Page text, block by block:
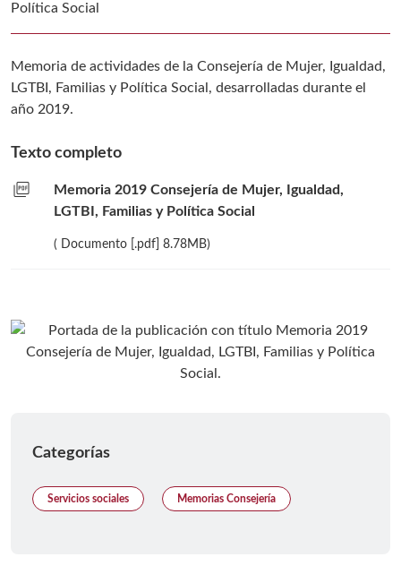
Política Social
Memoria de actividades de la Consejería de Mujer, Igualdad,
LGTBI, Familias y Política Social, desarrolladas durante el
año 2019.
Texto completo
picture_as_pdf
Memoria 2019 Consejería de Mujer, Igualdad,
LGTBI, Familias y Política Social
( Documento [.pdf] 8.78MB)
Categorías
Servicios sociales Memorias Consejería